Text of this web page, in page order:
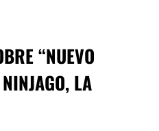
“NUEVO
LA